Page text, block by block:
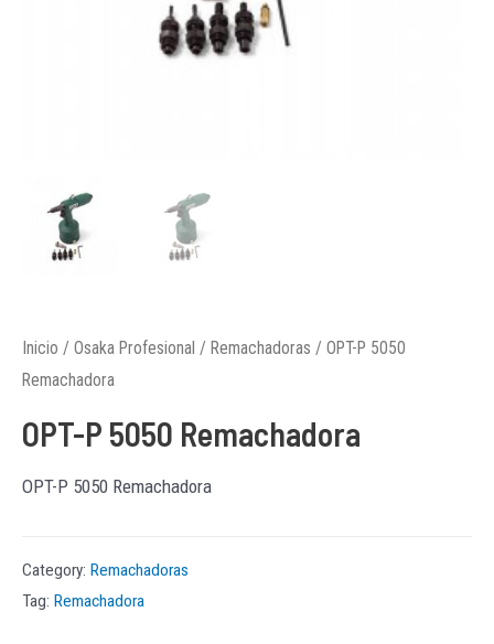
Inicio / Osaka Profesional / Remachadoras / OPT-P 5050
Remachadora
OPT-P 5050 Remachadora
OPT-P 5050 Remachadora
Category: Remachadoras
Tag: Remachadora